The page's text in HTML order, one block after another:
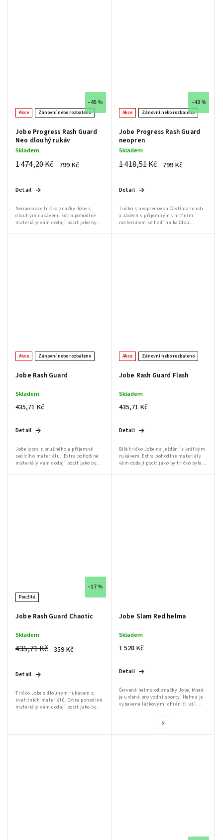
Akce Zánovní nebo rozbaleno
–45 %
Jobe Progress Rash Guard
Neo dlouhý rukáv
Skladem
1 474,20 Kč 799 Kč
Detail
Neoprenove tričko značky Jobe s
dlouhým rukávem. Extra pohodlné
materiály vám dodají pocit jako by
Akce Zánovní nebo rozbaleno
–43 %
Jobe Progress Rash Guard
neopren
Skladem
1 418,51 Kč 799 Kč
Detail
Tričko s neoprenovou částí na hrudi
a zádech s příjemným vnitřním
materiálem se hodí na každou
Akce Zánovní nebo rozbaleno
Jobe Rash Guard
Skladem
435,71 Kč
Detail
Jobe lycra z pružného a příjemně
sedícího materiálu. Extra pohodlné
materiály vám dodají pocit jako by
Akce Zánovní nebo rozbaleno
Jobe Rash Guard Flash
Skladem
435,71 Kč
Detail
Bílé tričko Jobe na ježdění s krátkým
rukávem. Extra pohodlné materiály
vám dodají pocit jako by tričko byla
Použité
–17 %
Jobe Rash Guard Chaotic
Skladem
435,71 Kč 359 Kč
Detail
Tričko Jobe s dlouhým rukávem z
kvalitních materiálů. Extra pohodlné
materiály vám dodají pocit jako by
Jobe Slam Red helma
Skladem
1 528 Kč
Detail
Červená helma od značky Jobe, která
je určená pro vodní sporty. Helma je
vybavená látkovými chrániči uší.
S
Powered by chaterimo